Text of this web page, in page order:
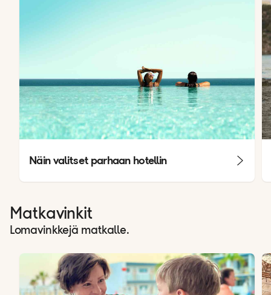
Näin valitset parhaan hotellin
Matkavinkit
Lomavinkkejä matkalle.